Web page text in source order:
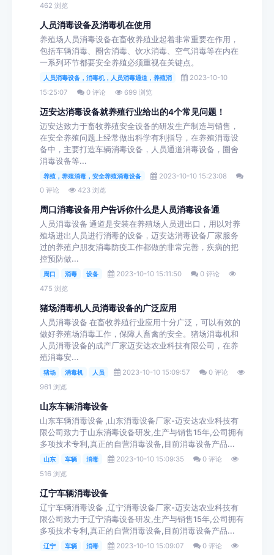
462 浏览
人员消毒设备及消毒机在使用
养殖场人员消毒设备在畜牧养殖业起着非常重要在作用，
包括车辆消毒、圈舍消毒、饮水消毒、空气消毒等在内在
一系列环节都要安全养殖必须重视在关键点。
人员消毒设备，消毒机，人员消毒通道，养殖消
2023-10-10
15:25:07
0 评论 699 浏览
迈安达消毒设备就养殖行业给出的4个常见问题！
迈安达致力于畜牧养殖安全设备的研发生产制造与销售，
在安全养殖问题上经常做出科学有利指导，在养殖消毒设
备中，主要打造车辆消毒设备，人员通道消毒设备，圈舍
消毒设备等...
养殖，养殖消毒，安全养殖消毒设备
2023-10-10 15:23:08
0 评论
423 浏览
周口消毒设备用户告诉你什么是人员消毒设备通
人员消毒设备 通道是安装在养殖场人员进出口，用以对养
殖场进出人员进行消毒的设备，迈安达消毒设备厂家服务
过的养殖户朋友消毒防疫工作都做的非常完善，疾病的把
控预防做...
周口 消毒 设备 2023-10-10 15:11:50
0 评论
475 浏览
猪场消毒机人员消毒设备的广泛应用
人员消毒设备 在畜牧养殖行业应用十分广泛，可以有效的
做好养殖场消毒工作，保障人畜禽的安全。猪场消毒机和
人员消毒设备的成产厂家迈安达农业科技有限公司，在养
殖消毒安...
猪场 消毒机 人员 2023-10-10 15:09:57
0 评论
961 浏览
山东车辆消毒设备
山东车辆消毒设备 ,山东消毒设备厂家-迈安达农业科技有
限公司致力于山东消毒设备研发,生产与销售15年,公司拥有
多项技术专利,真正的自营消毒设备,目前消毒设备产品...
山东 车辆 消毒 2023-10-10 15:09:35
0 评论
516 浏览
辽宁车辆消毒设备
辽宁车辆消毒设备 ,辽宁消毒设备厂家-迈安达农业科技有
限公司致力于辽宁消毒设备研发,生产与销售15年,公司拥有
多项技术专利,真正的自营消毒设备,目前消毒设备产品...
辽宁 车辆 消毒 2023-10-10 15:09:07
0 评论